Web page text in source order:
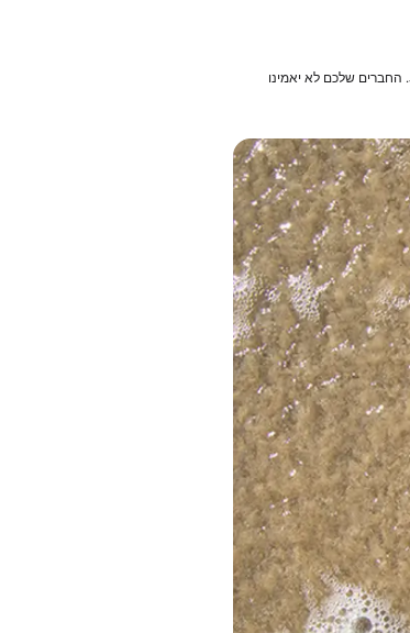
אל תתנו לגודל הקטן שלו להטעות אתכם. ה-JBL Go 4 מכיל פאנץ' מוזיקלי רציני, ומספק איכות צליל של רמקול גדול עם באס חזק וטכנולוגיית סאונד JBL PRO. החברים שלכם לא יאמינו